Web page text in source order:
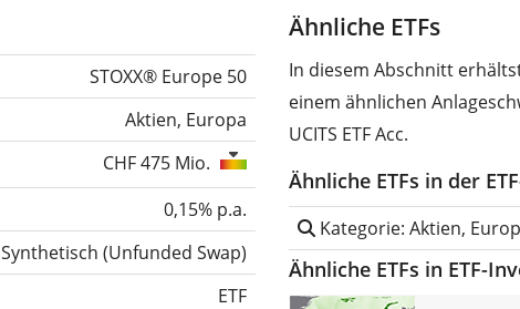
STOXX® Europe 50
Aktien, Europa
CHF 475 Mio.
0,15% p.a.
Synthetisch (Unfunded Swap)
ETF
Ähnliche ETFs
In diesem Abschnitt
einem ähnlichen
UCITS ETF Acc.
Ähnliche ETFs in der
Kategorie: Aktien,
Ähnliche ETFs in ETF-